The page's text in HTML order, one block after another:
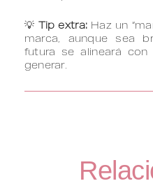
💡 Tip extra: Haz un
marca, aunque sea
futura se alineará con
generar.